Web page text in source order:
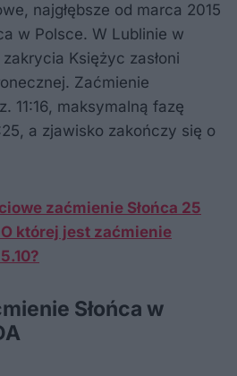
najgłębsze od marca 2015
w Polsce. W Lublinie w
Księżyc zasłoni
Zaćmienie
11:16, maksymalną fazę
a zjawisko zakończy się o
zaćmienie Słońca 25
której jest zaćmienie
Słońca w